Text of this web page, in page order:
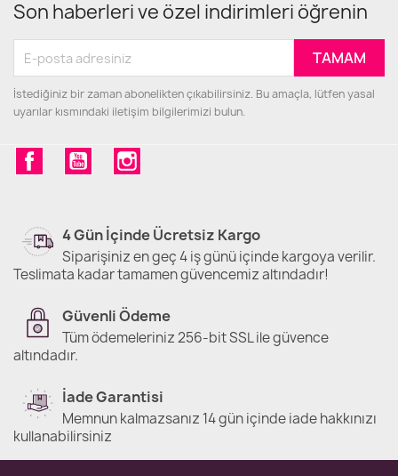
Son haberleri ve özel indirimleri öğrenin
İstediğiniz bir zaman abonelikten çıkabilirsiniz. Bu amaçla, lütfen yasal
uyarılar kısmındaki iletişim bilgilerimizi bulun.
FacebookYouTube
4 Gün İçinde Ücretsiz Kargo
Siparişiniz en geç 4 iş günü içinde kargoya verilir.
Teslimata kadar tamamen güvencemiz altındadır!
Güvenli Ödeme
Tüm ödemeleriniz 256-bit SSL ile güvence
altındadır.
İade Garantisi
Memnun kalmazsanız 14 gün içinde iade hakkınızı
kullanabilirsiniz